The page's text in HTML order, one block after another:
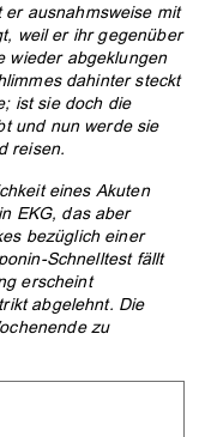
ausnahmsweise mit
weil er ihr gegenüber
wieder abgeklungen
dahinter steckt
ist sie doch die
und nun werde sie
reisen.
eines Akuten
EKG, das aber
bezüglich einer
Schnelltest fällt
erscheint
abgelehnt. Die
zu